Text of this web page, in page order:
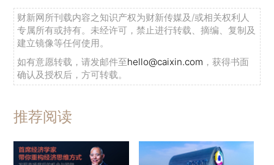
财新网所刊载内容之知识产权为财新传媒及/或相关权利人
专属所有或持有。未经许可，禁止进行转载、摘编、复制及
建立镜像等任何使用。
如有意愿转载，请发邮件至hello@caixin.com ，获得书面
确认及授权后，方可转载。
推荐阅读